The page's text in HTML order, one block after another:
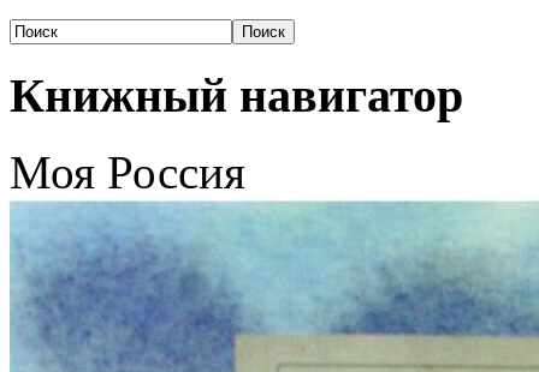
Книжный навигатор
Моя Россия